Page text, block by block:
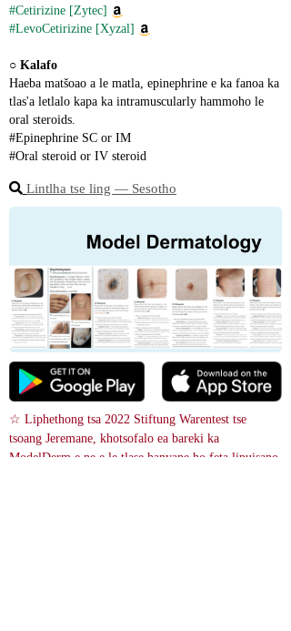
#Cetirizine [Zytec]
#LevoCetirizine [Xyzal]
○ Kalafo
Haeba matšoao a le matla, epinephrine e ka fanoa ka
tlas'a letlalo kapa ka intramuscularly hammoho le
oral steroids.
#Epinephrine SC or IM
#Oral steroid or IV steroid
Lintlha tse ling ― Sesotho
☆ Liphethong tsa 2022 Stiftung Warentest tse
tsoang Jeremane, khotsofalo ea bareki ka
ModelDerm e ne e le tlase hanyane ho feta lipuisano